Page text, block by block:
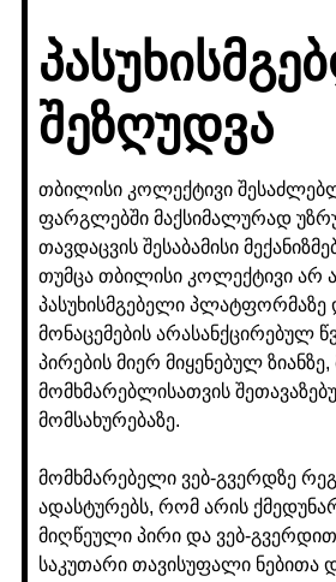
შეზღუდვა
თბილისი კოლექტივი
ფარგლებში მაქსიმალურად
თავდაცვის შესაბამისი
თუმცა თბილისი კოლექტივი არ
პასუხისმგებელი
მონაცემების არასანქცირებულ
პირების მიერ მიყენებულ
მომხმარებლისათვის
მომსახურებაზე.
მომხმარებელი ვებ-გვერდზე
ადასტურებს, რომ არის
მიღწეული პირი და ვებ-
საკუთარი თავისუფალი ნებითა